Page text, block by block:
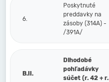
6.
Poskytnuté
preddavky na
zásoby (314A) -
/391A/
B.II.
Dlhodobé
pohľadávky
súčet (r. 42 + r.